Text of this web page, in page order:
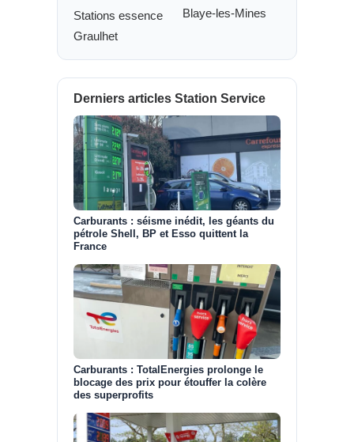
Stations essence
Graulhet
Blaye-les-Mines
Derniers articles Station Service
Carburants : séisme inédit, les géants du
pétrole Shell, BP et Esso quittent la
France
Carburants : TotalEnergies prolonge le
blocage des prix pour étouffer la colère
des superprofits